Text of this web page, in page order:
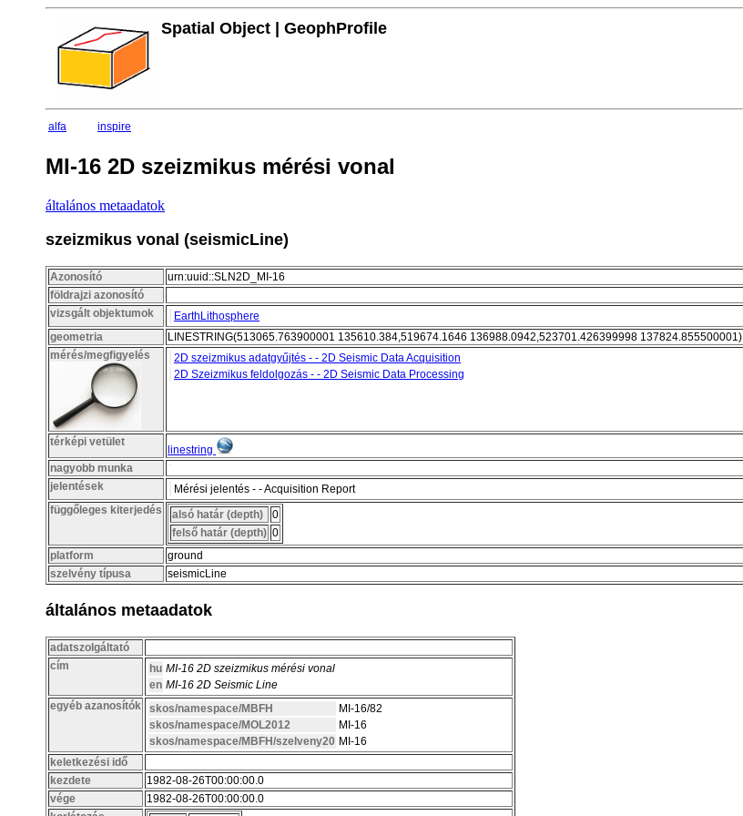
Spatial Object | GeophProfile
alfa inspire
MI-16 2D szeizmikus mérési vonal
általános metaadatok
szeizmikus vonal (seismicLine)
Azonosító
urn:uuid::SLN2D_MI-16
földrajzi azonosító
vizsgált objektumok
EarthLithosphere
geometria
LINESTRING(513065.763900001 135610.384,519674.1646 136988.0942,523701.426399998 137824.855500001)
mérés/megfigyelés
2D szeizmikus adatgyűjtés - - 2D Seismic Data Acquisition
2D Szeizmikus feldolgozás - - 2D Seismic Data Processing
térképi vetület
linestring
nagyobb munka
jelentések
Mérési jelentés - - Acquisition Report
függőleges kiterjedés
alsó határ (depth)
0
felső határ (depth) 0
platform
ground
szelvény típusa
seismicLine
általános metaadatok
adatszolgáltató
cím
hu MI-16 2D szeizmikus mérési vonal
en MI-16 2D Seismic Line
egyéb azanosítók
skos/namespace/MBFH
MI-16/82
skos/namespace/MOL2012
MI-16
skos/namespace/MBFH/szelveny20 MI-16
keletkezési idő
kezdete
1982-08-26T00:00:00.0
vége
1982-08-26T00:00:00.0